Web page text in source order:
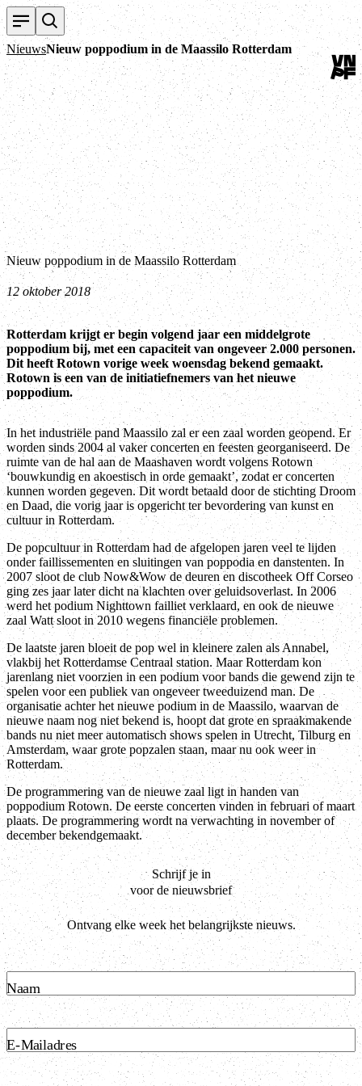
NieuwsNieuw poppodium in de Maassilo Rotterdam
Nieuw poppodium in de Maassilo Rotterdam
12 oktober 2018
Rotterdam krijgt er begin volgend jaar een middelgrote
poppodium bij, met een capaciteit van ongeveer 2.000 personen.
Dit heeft Rotown vorige week woensdag bekend gemaakt.
Rotown is een van de initiatiefnemers van het nieuwe
poppodium.
In het industriële pand Maassilo zal er een zaal worden geopend. Er
worden sinds 2004 al vaker concerten en feesten georganiseerd. De
ruimte van de hal aan de Maashaven wordt volgens Rotown
‘bouwkundig en akoestisch in orde gemaakt’, zodat er concerten
kunnen worden gegeven. Dit wordt betaald door de stichting Droom
en Daad, die vorig jaar is opgericht ter bevordering van kunst en
cultuur in Rotterdam.
De popcultuur in Rotterdam had de afgelopen jaren veel te lijden
onder faillissementen en sluitingen van poppodia en danstenten. In
2007 sloot de club Now&Wow de deuren en discotheek Off Corseo
ging zes jaar later dicht na klachten over geluidsoverlast. In 2006
werd het podium Nighttown failliet verklaard, en ook de nieuwe
zaal Watt sloot in 2010 wegens financiële problemen.
De laatste jaren bloeit de pop wel in kleinere zalen als Annabel,
vlakbij het Rotterdamse Centraal station. Maar Rotterdam kon
jarenlang niet voorzien in een podium voor bands die gewend zijn te
spelen voor een publiek van ongeveer tweeduizend man. De
organisatie achter het nieuwe podium in de Maassilo, waarvan de
nieuwe naam nog niet bekend is, hoopt dat grote en spraakmakende
bands nu niet meer automatisch shows spelen in Utrecht, Tilburg en
Amsterdam, waar grote popzalen staan, maar nu ook weer in
Rotterdam.
De programmering van de nieuwe zaal ligt in handen van
poppodium Rotown. De eerste concerten vinden in februari of maart
plaats. De programmering wordt na verwachting in november of
december bekendgemaakt.
Schrijf je in
voor de nieuwsbrief
Ontvang elke week het belangrijkste nieuws.
Naam
E-Mailadres